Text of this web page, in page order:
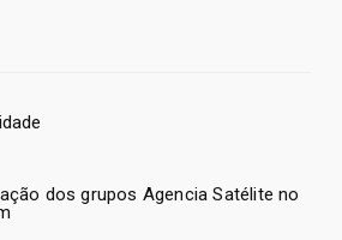
'TRIBUNAL DO CRIME'
TIROS EM IGARAPÉ-MIRI
DF 2026 - 14 mil dizem "sim"